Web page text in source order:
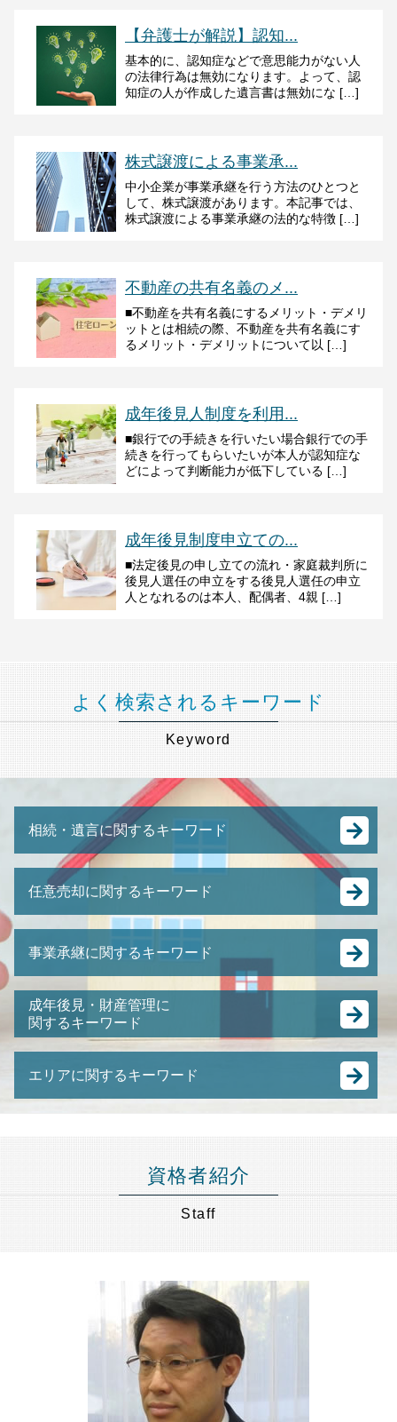
【弁護士が解説】認知...
基本的に、認知症などで意思能力がない人
の法律行為は無効になります。よって、認
知症の人が作成した遺言書は無効にな […]
株式譲渡による事業承...
中小企業が事業承継を行う方法のひとつと
して、株式譲渡があります。本記事では、
株式譲渡による事業承継の法的な特徴 […]
不動産の共有名義のメ...
■不動産を共有名義にするメリット・デメリ
ットとは相続の際、不動産を共有名義にす
るメリット・デメリットについて以 […]
成年後見人制度を利用...
■銀行での手続きを行いたい場合銀行での手
続きを行ってもらいたいが本人が認知症な
どによって判断能力が低下している […]
成年後見制度申立ての...
■法定後見の申し立ての流れ・家庭裁判所に
後見人選任の申立をする後見人選任の申立
人となれるのは本人、配偶者、4親 […]
よく検索されるキーワード
Keyword
相続・遺言に関するキーワード
遺言書 法務局
生前贈与 遺留分
相続税 修正申告
遺産分割 預貯金
配偶者居住権 とは
譲渡 所得税 相続
相続 流れ
相続税 払わない どうなる
遺産分割協議書 不動産
遺言書 遺留分
遺留分 減殺請求
任意売却に関するキーワード
裁判所 競売
競売 の 流れ
土地 競売
不動産 競売
任意整理 弁護士費用
競売 とは
事業承継に関するキーワード
M&A 種類
跡継ぎ 問題
m&a 中小企業
有限会社 事業承継
中小企業庁 事業承継
事業譲渡 会社分割 違い
合併 買収 違い
中小企業 合併
株式 の 譲渡
事業承継 とは
事業承継 後継者
中小企業 後継者問題
成年後見・財産管理に
関するキーワード
認知症 後見人
任意後見 制度
成年後見人 なれる人
後見人 財産管理
親 後見人 になるには
成年後見人 になるには
成年後見制度
成年後見人とは わかりやすく
認知症 預金管理
エリアに関するキーワード
任意売却 港区 弁護士 相談
任意売却 千葉県 弁護士 相談
不動産相続 世田谷区 弁護士 相談
成年後見 品川区 弁護士 相談
遺言書作成 埼玉県 弁護士 相談
成年後見 埼玉県 弁護士 相談
不動産相続 目黒区 弁護士 相談
遺言書作成 港区 弁護士 相談
相続 節税 世田谷区 弁護士 相談
財産管理 港区 弁護士 相談
任意売却 埼玉県 弁護士 相談
資格者紹介
Staff